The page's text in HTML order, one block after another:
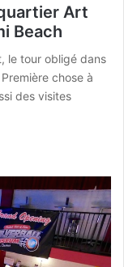
Art
Beach
le tour obligé dans
chose à
des visites